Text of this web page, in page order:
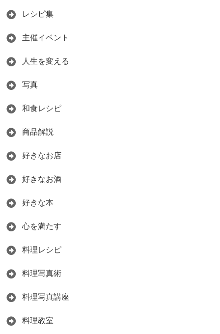
レシピ集
主催イベント
人生を変える
写真
和食レシピ
商品解説
好きなお店
好きなお酒
好きな本
心を満たす
料理レシピ
料理写真術
料理写真講座
料理教室